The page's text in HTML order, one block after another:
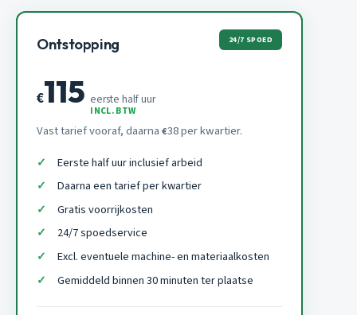
Ontstopping 24/7 SPOED
€115 eerste half uur
INCL. BTW
Vast tarief vooraf, daarna €38 per kwartier.
Eerste half uur inclusief arbeid
Daarna een tarief per kwartier
Gratis voorrijkosten
24/7 spoedservice
Excl. eventuele machine- en materiaalkosten
Gemiddeld binnen 30 minuten ter plaatse